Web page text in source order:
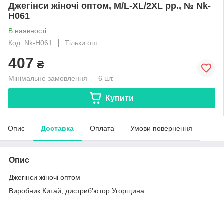
Джегінси жіночі оптом, M/L-XL/2XL pp., № Nk-
H061
В наявності
Код: Nk-H061
Тільки опт
407 ₴
Мінімальне замовлення — 6 шт.
Купити
Опис Доставка Оплата Умови повернення
Опис
Джегінси жіночі оптом
Виробник Китай, дистриб'ютор Угорщина.